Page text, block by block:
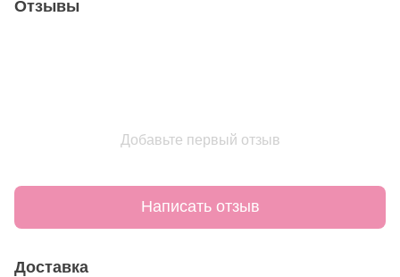
Отзывы
Добавьте первый отзыв
Написать отзыв
Доставка